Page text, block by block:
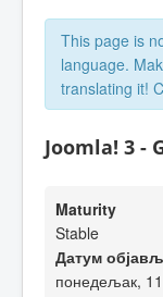
This page is
language.
translating it!
Joomla! 3 -
Maturity
Stable
Датум
понедељак,